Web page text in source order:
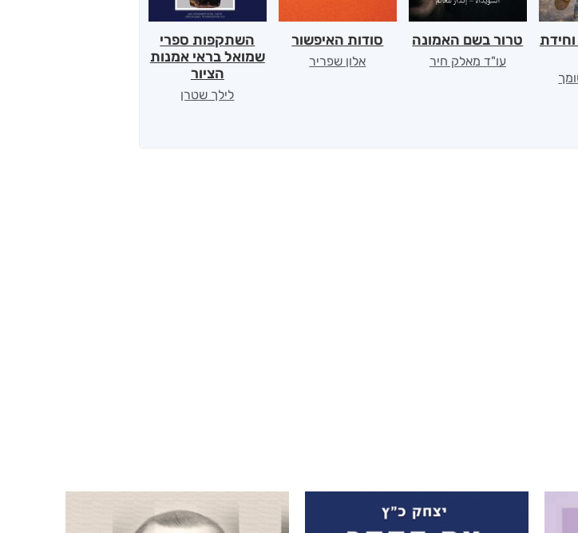
טרור בשם האמונה
עו"ד מאלק חיר
סודות האיפשור
אלון שפריר
השתקפות ספרי
שמואל בראי אמנות
הציור
לילך שטרן